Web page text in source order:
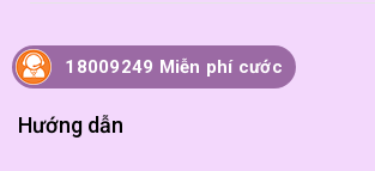
Thông tin
Hướng dẫn
18009249 Miễn phí cước